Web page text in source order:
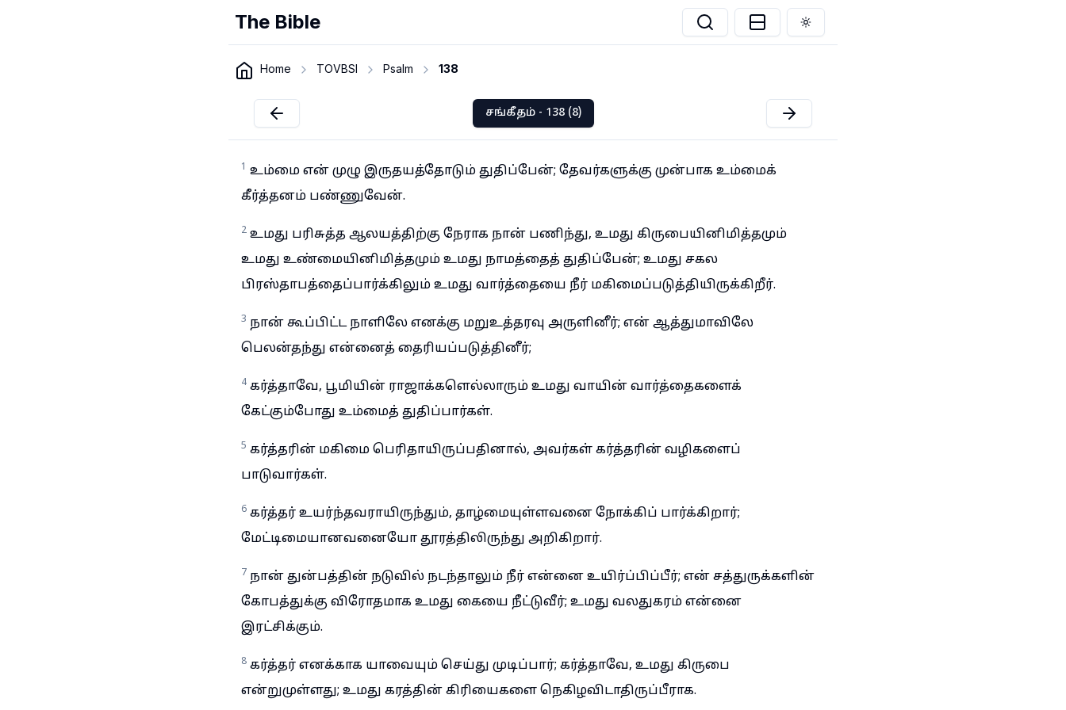
The Bible Toggle theme
Home TOVBSI Psalm 138
சங்கீதம் - 138 (8)
1 உம்மை என் முழு இருதயத்தோடும் துதிப்பேன்; தேவர்களுக்கு முன்பாக உம்மைக்
கீர்த்தனம் பண்ணுவேன்.
2 உமது பரிசுத்த ஆலயத்திற்கு நேராக நான் பணிந்து, உமது கிருபையினிமித்தமும்
உமது உண்மையினிமித்தமும் உமது நாமத்தைத் துதிப்பேன்; உமது சகல
பிரஸ்தாபத்தைப்பார்க்கிலும் உமது வார்த்தையை நீர் மகிமைப்படுத்தியிருக்கிறீர்.
3 நான் கூப்பிட்ட நாளிலே எனக்கு மறுஉத்தரவு அருளினீர்; என் ஆத்துமாவிலே
பெலன்தந்து என்னைத் தைரியப்படுத்தினீர்;
4 கர்த்தாவே, பூமியின் ராஜாக்களெல்லாரும் உமது வாயின் வார்த்தைகளைக்
கேட்கும்போது உம்மைத் துதிப்பார்கள்.
5 கர்த்தரின் மகிமை பெரிதாயிருப்பதினால், அவர்கள் கர்த்தரின் வழிகளைப்
பாடுவார்கள்.
6 கர்த்தர் உயர்ந்தவராயிருந்தும், தாழ்மையுள்ளவனை நோக்கிப் பார்க்கிறார்;
மேட்டிமையானவனையோ தூரத்திலிருந்து அறிகிறார்.
7 நான் துன்பத்தின் நடுவில் நடந்தாலும் நீர் என்னை உயிர்ப்பிப்பீர்; என் சத்துருக்களின்
கோபத்துக்கு விரோதமாக உமது கையை நீட்டுவீர்; உமது வலதுகரம் என்னை
இரட்சிக்கும்.
8 கர்த்தர் எனக்காக யாவையும் செய்து முடிப்பார்; கர்த்தாவே, உமது கிருபை
என்றுமுள்ளது; உமது கரத்தின் கிரியைகளை நெகிழவிடாதிருப்பீராக.